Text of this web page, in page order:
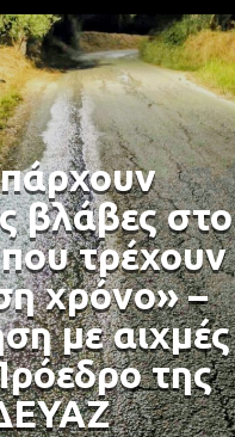
βλάβες στο
τρέχουν
χρόνο» –
με αιχμές
της